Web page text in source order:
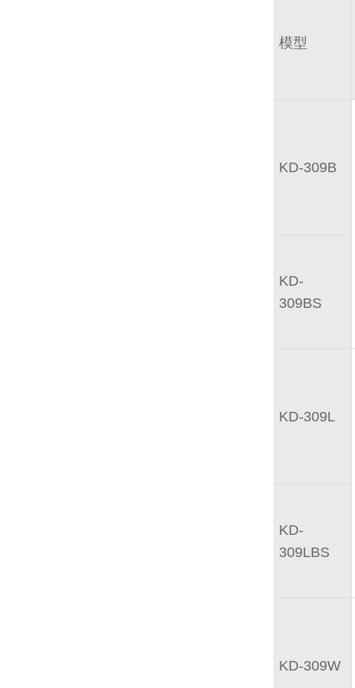
模型
KD-309B
KD-
309BS
KD-309L
KD-
309LBS
KD-309W